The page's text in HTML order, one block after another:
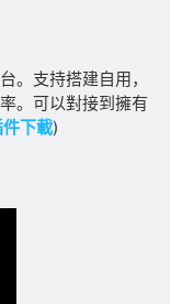
。支持搭建自用，
。可以對接到擁有
下載)